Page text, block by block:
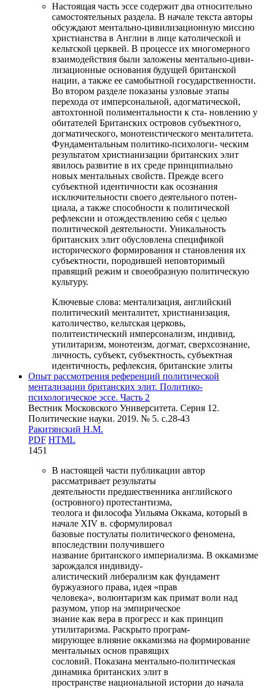
Настоящая часть эссе содержит два относительно
самостоятельных раздела. В начале текста авторы
обсуждают ментально-цивилизационную миссию
христианства в Англии в лице католической и
кельтской церквей. В процессе их многомерного
взаимодействия были заложены ментально-циви-
лизационные основания будущей британской
нации, а также ее самобытной государственности.
Во втором разделе показаны узловые этапы
перехода от имперсональной, адогматической,
автохтонной полиментальности к ста- новлению у
обитателей Британских островов субъектного,
догматического, монотеистического менталитета.
Фундаментальным политико-психологи- ческим
результатом христианизации британских элит
явилось развитие в их среде принципиально
новых ментальных свойств. Прежде всего
субъектной идентичности как осознания
исключительности своего деятельного потен-
циала, а также способности к политической
рефлексии и отождествлению себя с целью
политической деятельности. Уникальность
британских элит обусловлена спецификой
исторического формирования и становления их
субъектности, породившей неповторимый
правящий режим и своеобразную политическую
культуру.
Ключевые слова: ментализация, английский
политический менталитет, христианизация,
католичество, кельтская церковь,
политеистический имперсонализм, индивид,
утилитаризм, монотеизм, догмат, сверхсознание,
личность, субъект, субъектность, субъектная
идентичность, рефлексия, британские элиты
Опыт рассмотрения референций политической
ментализации британских элит. Политико-
психологическое эссе. Часть 2
Вестник Московского Университета. Серия 12.
Политические науки. 2019. № 5. c.28-43
Ракитянский Н.М.
PDF HTML
1451
В настоящей части публикации автор
рассматривает результаты
деятельности предшественника английского
(островного) протестантизма,
теолога и философа Уильяма Оккама, который в
начале XIV в. сформулировал
базовые постулаты политического феномена,
впоследствии получившего
название британского империализма. В оккамизме
зарождался индивиду-
алистический либерализм как фундамент
буржуазного права, идея «прав
человека», волюнтаризм как примат воли над
разумом, упор на эмпирическое
знание как вера в прогресс и как принцип
утилитаризма. Раскрыто програм-
мирующее влияние оккамизма на формирование
ментальных основ правящих
сословий. Показана ментально-политическая
динамика британских элит в
пространстве национальной истории до начала